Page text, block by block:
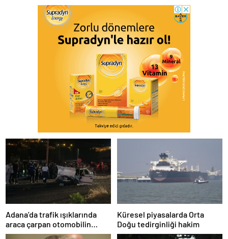
Adana’da trafik ışıklarında
araca çarpan otomobilin
sürücüsü öldü
Küresel piyasalarda Orta
Doğu tedirginliği hakim